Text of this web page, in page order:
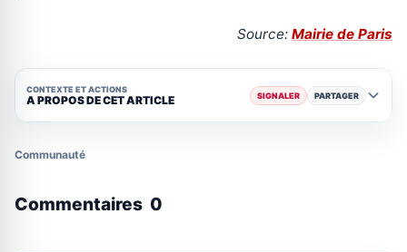
Source: Mairie de Paris
CONTEXTE ET ACTIONS
A PROPOS DE CET ARTICLE SIGNALER PARTAGER
Communauté
Commentaires 0